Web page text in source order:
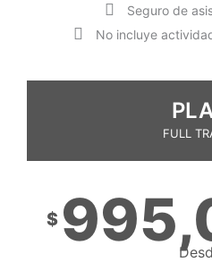
Seguro de
No incluye
FULL
$